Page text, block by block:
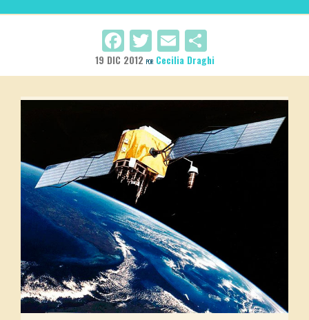
Facebook
Twitter
Email
19 DIC 2012 POR Cecilia Draghi